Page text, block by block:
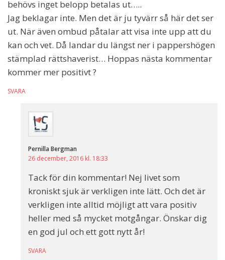
behövs inget belopp betalas ut…..
Jag beklagar inte. Men det är ju tyvärr så här det ser
ut. När även ombud påtalar att visa inte upp att du
kan och vet. Då landar du längst ner i pappershögen
stämplad rättshaverist… Hoppas nästa kommentar
kommer mer positivt ?
SVARA
Pernilla Bergman
26 december, 2016 kl. 18:33
Tack för din kommentar! Nej livet som
kroniskt sjuk är verkligen inte lätt. Och det är
verkligen inte alltid möjligt att vara positiv
heller med så mycket motgångar. Önskar dig
en god jul och ett gott nytt år!
SVARA